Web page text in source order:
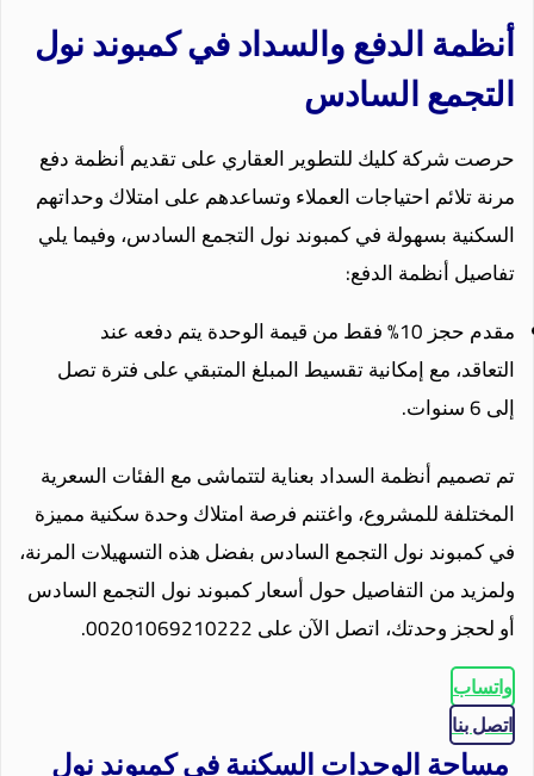
أنظمة الدفع والسداد في كمبوند نول
التجمع السادس
حرصت شركة كليك للتطوير العقاري على تقديم أنظمة دفع
مرنة تلائم احتياجات العملاء وتساعدهم على امتلاك وحداتهم
السكنية بسهولة في كمبوند نول التجمع السادس، وفيما يلي
تفاصيل أنظمة الدفع:
مقدم حجز 10% فقط من قيمة الوحدة يتم دفعه عند
التعاقد، مع إمكانية تقسيط المبلغ المتبقي على فترة تصل
إلى 6 سنوات.
تم تصميم أنظمة السداد بعناية لتتماشى مع الفئات السعرية
المختلفة للمشروع، واغتنم فرصة امتلاك وحدة سكنية مميزة
في كمبوند نول التجمع السادس بفضل هذه التسهيلات المرنة،
ولمزيد من التفاصيل حول أسعار كمبوند نول التجمع السادس
أو لحجز وحدتك، اتصل الآن على 00201069210222.
واتساب
اتصل بنا
مساحة الوحدات السكنية في كمبوند نول